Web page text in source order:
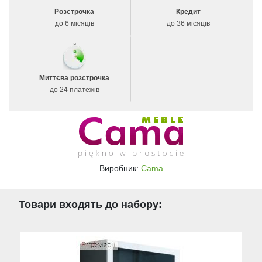
Розстрочка
до 6 місяців
Кредит
до 36 місяців
Миттєва розстрочка
до 24 платежів
Виробник: Cama
Товари входять до набору: